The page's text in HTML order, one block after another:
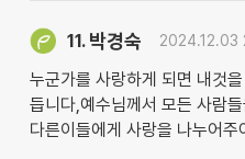
11. 박경숙 2024.12.03
누군가를 사랑하게 되면 내것
듭니다,예수님께서 모든 사람
다른이들에게 사랑을 나누어주